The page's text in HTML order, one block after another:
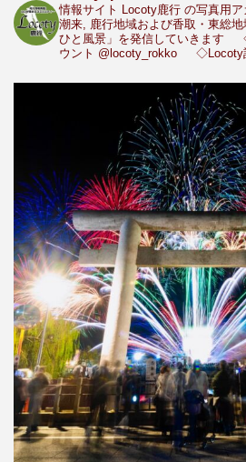
情報サイト Locoty鹿行 の写真用
潮来, 鹿行地域および香取・東総
ひと風景」を発信していきます
ウント @locoty_rokko ◇Locoty